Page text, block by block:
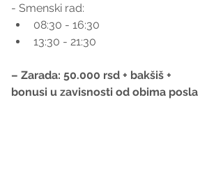
- Smenski rad:
08:30 - 16:30
13:30 - 21:30
– Zarada: 50.000 rsd + bakšiš +
bonusi u zavisnosti od obima posla